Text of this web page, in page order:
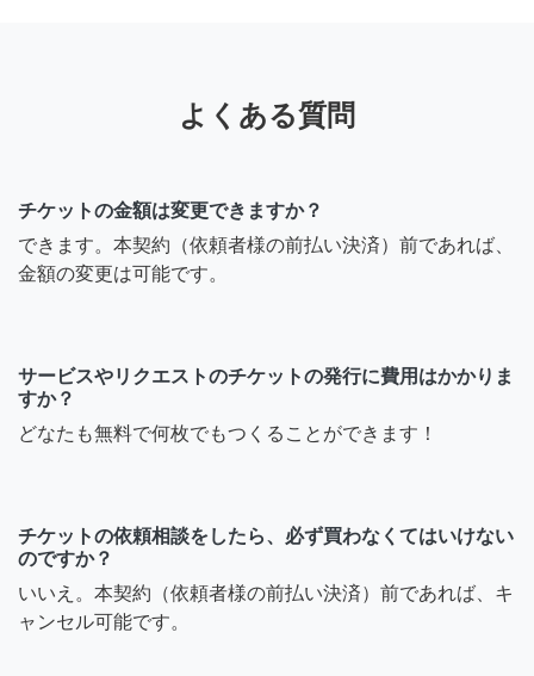
よくある質問
チケットの金額は変更できますか？
できます。本契約（依頼者様の前払い決済）前であれば、
金額の変更は可能です。
サービスやリクエストのチケットの発行に費用はかかりま
すか？
どなたも無料で何枚でもつくることができます！
チケットの依頼相談をしたら、必ず買わなくてはいけない
のですか？
いいえ。本契約（依頼者様の前払い決済）前であれば、キ
ャンセル可能です。